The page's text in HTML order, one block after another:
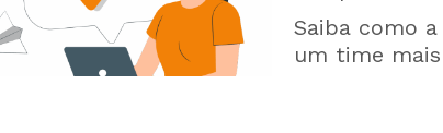
Saiba como
um time